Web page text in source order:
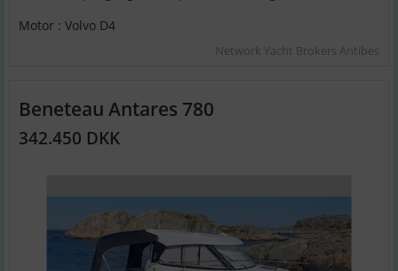
Motor : Volvo D4
Network Yacht Brokers Antibes
Beneteau Antares 780
342.450 DKK